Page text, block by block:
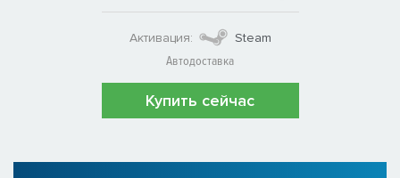
Активация:
Steam
Автодоставка
Купить сейчас